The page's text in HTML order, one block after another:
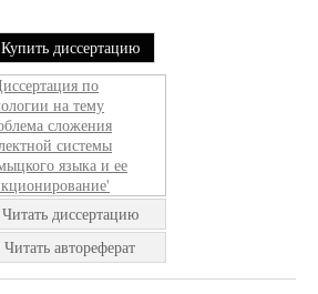
Купить диссертацию
Читать диссертацию
Читать автореферат